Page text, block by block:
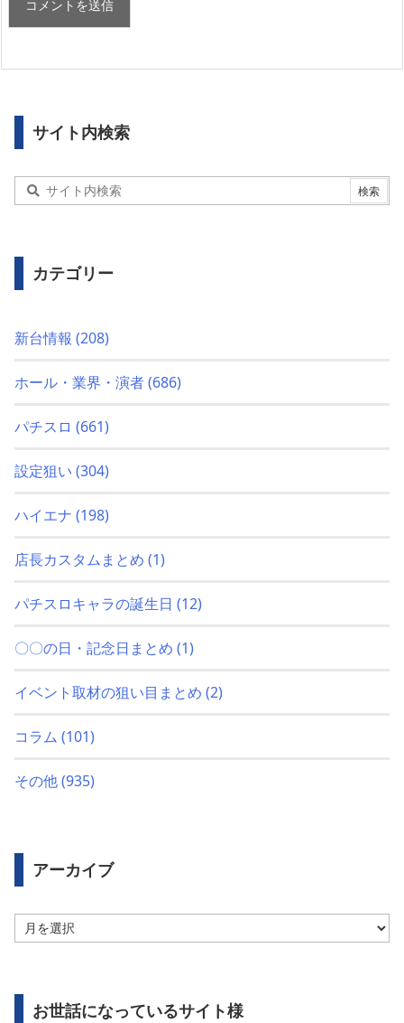
サイト内検索
カテゴリー
新台情報 (208)
ホール・業界・演者(686)
パチスロ (661)
設定狙い (304)
ハイエナ (198)
店長カスタムまとめ (1)
パチスロキャラの誕生日 (12)
〇〇の日・記念日まとめ (1)
イベント取材の狙い目まとめ (2)
コラム (101)
その他(935)
アーカイブ
ー
ブ
お世話になっているサイト様